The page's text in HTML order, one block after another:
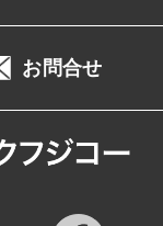
お問合せ